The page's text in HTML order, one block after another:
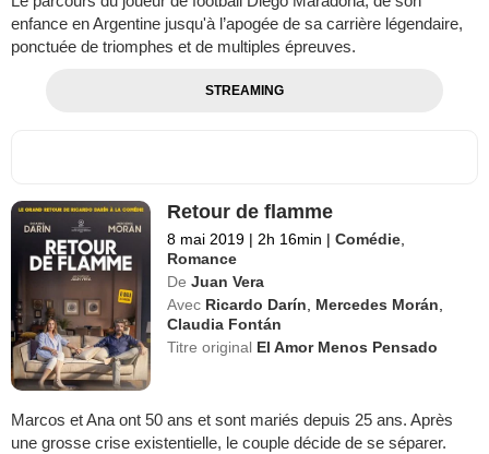
enfance en Argentine jusqu'à l’apogée de sa carrière légendaire,
ponctuée de triomphes et de multiples épreuves.
STREAMING
Retour de flamme
8 mai 2019 | 2h 16min | Comédie
Romance
De Juan Vera
Avec Ricardo Darín Mercedes Morán
Claudia Fontán
Titre original El Amor Menos Pensado
Marcos et Ana ont 50 ans et sont mariés depuis 25 ans. Après
une grosse crise existentielle, le couple décide de se séparer.